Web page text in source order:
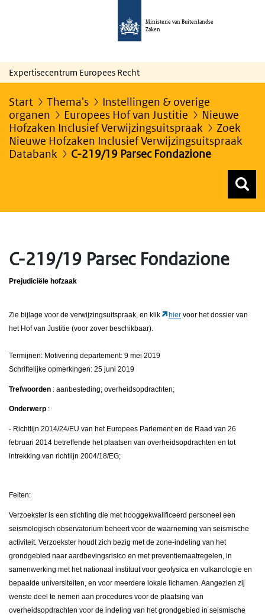
Ministerie van Buitenlandse
Zaken
Expertisecentrum Europees Recht
Start Thema's
Instellingen & overige
organen
Europees Hof van Justitie
Nieuwe
Hofzaken Inclusief Verwijzingsuitspraak
Zoek
Nieuwe Hofzaken Inclusief Verwijzingsuitspraak
Databank
C-219/19 Parsec Fondazione
C-219/19 Parsec Fondazione
Prejudiciële hofzaak
Zie bijlage voor de verwijzingsuitspraak, en klik hier voor het dossier van
het Hof van Justitie (voor zover beschikbaar).
Termijnen: Motivering departement: 9 mei 2019
Schriftelijke opmerkingen: 25 juni 2019
Trefwoorden : aanbesteding; overheidsopdrachten;
Onderwerp :
- Richtlijn 2014/24/EU van het Europees Parlement en de Raad van 26
februari 2014 betreffende het plaatsen van overheidsopdrachten en tot
intrekking van richtlijn 2004/18/EG;
Feiten:
Verzoekster is een stichting die met hooggekwalificeerd personeel een
seismologisch observatorium beheert voor de waarneming van seismische
activiteit. Verzoekster houdt zich bezig met de zone-indeling van het
grondgebied naar aardbevingsrisico en met preventiemaatregelen, in
samenwerking met het nationaal instituut voor geofysica en vulkanologie en
bepaalde universiteiten, en voor meerdere lokale lichamen. Aangezien zij
wenste deel te nemen aan procedures voor de plaatsing van
overheidsopdrachten voor de indeling van het grondgebied in seismische